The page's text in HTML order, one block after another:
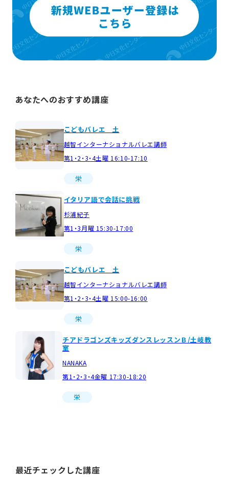
あなたへのおすすめ講座
こどもバレエ 土
越智インターナショナルバレエ講師
第1・2・3・4土曜 16:10-17:10
栄
イタリア語で会話に挑戦
杉浦紀子
第1・3月曜 15:30-17:00
栄
こどもバレエ 土
越智インターナショナルバレエ講師
第1・2・3・4土曜 15:00-16:00
栄
チアドラゴンズキッズダンスレッスンＢ/土岐教
室
NANAKA
第1・2・3・4金曜 17:30-18:20
栄
最近チェックした講座